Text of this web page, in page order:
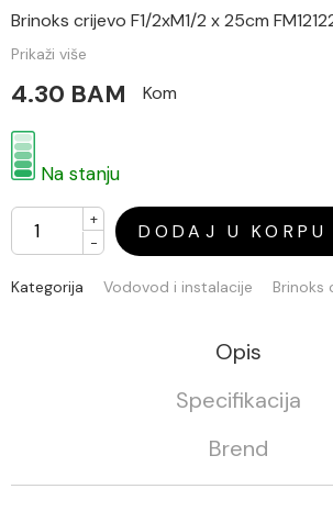
Brinoks crijevo F1/2xM1/2 x 25cm
Prikaži više
4.30 BAM Kom
Na stanju
+
-
DODAJ U KORPU
Kategorija Vodovod i instalacije Brinoks
Opis
Specifikacija
Brend